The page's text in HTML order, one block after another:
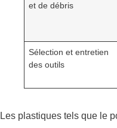
et de débris
Sélection et entretien
des outils
Les plastiques tels que le